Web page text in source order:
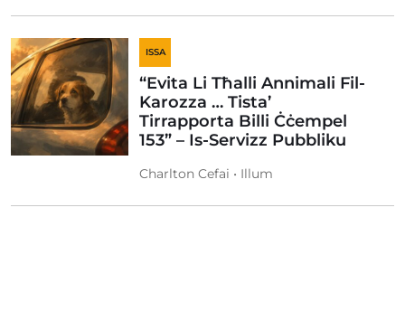
ISSA
“Evita Li Tħalli Annimali Fil-
Karozza … Tista’
Tirrapporta Billi Ċċempel
153” – Is-Servizz Pubbliku
Charlton Cefai • Illum